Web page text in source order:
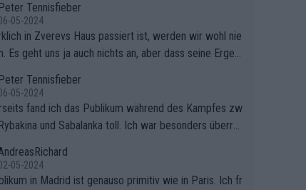
Peter Tennisfieber
05-2024
in Zverevs Haus passiert ist, werden wir wohl nie
Es geht uns ja auch nichts an, aber dass seine Ergeb
Peter Tennisfieber
05-2024
fand ich das Publikum während des Kampfes zw
und Sabalanka toll. Ich war besonders überras
05-2024
in Madrid ist genauso primitiv wie in Paris. Ich fr